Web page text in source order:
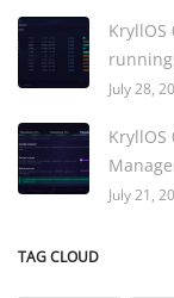
July 28,
KryllOS
July 21,
TAG CLOUD